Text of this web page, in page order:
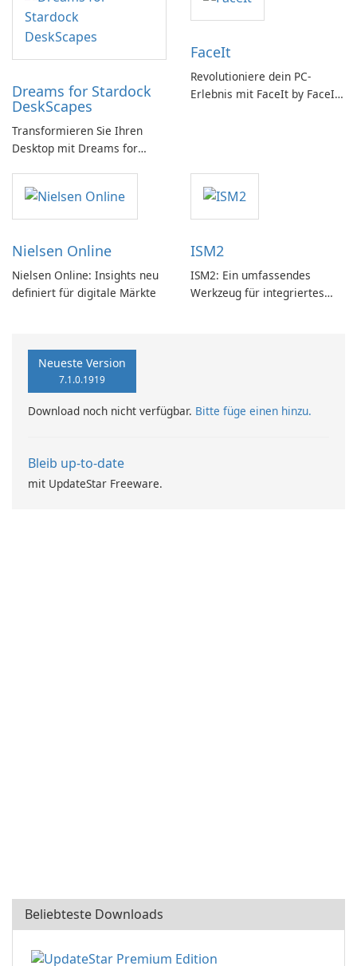
Dreams for Stardock
DeskScapes
Transformieren Sie Ihren
Desktop mit Dreams for
FaceIt
Revolutioniere dein PC-
Erlebnis mit FaceIt by FaceIt
Nielsen Online
Nielsen Online: Insights neu
definiert für digitale Märkte
ISM2
ISM2: Ein umfassendes
Werkzeug für integriertes
Neueste Version
7.1.0.1919
Download noch nicht verfügbar. Bitte füge einen hinzu.
Bleib up-to-date
mit UpdateStar Freeware.
Beliebteste Downloads